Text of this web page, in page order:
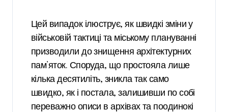
Цей випадок ілюструє, як швидкі зміни у
військовій тактиці та міському плануванні
призводили до знищення архітектурних
пам’яток. Споруда, що простояла лише
кілька десятиліть, зникла так само
швидко, як і постала, залишивши по собі
переважно описи в архівах та поодинокі